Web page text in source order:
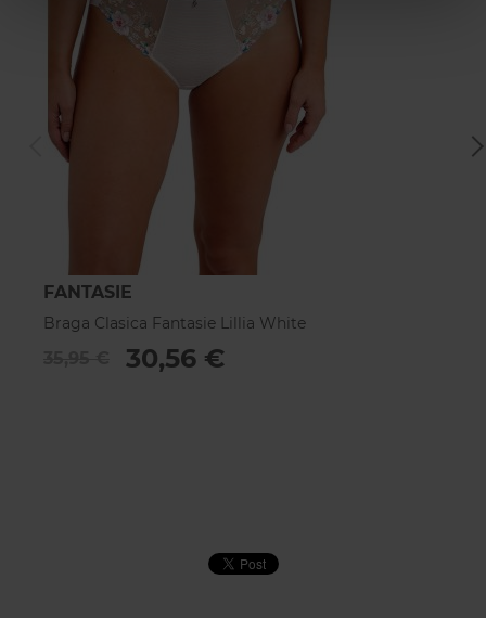
FANTASIE
Braga Clasica Fantasie Lillia White
30,56 €